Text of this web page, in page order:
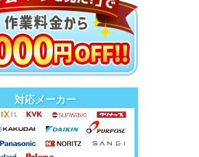
対応メーカー